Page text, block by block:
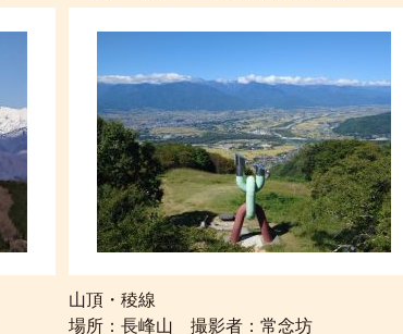
山頂・稜線
場所：長峰山 撮影者：常念坊